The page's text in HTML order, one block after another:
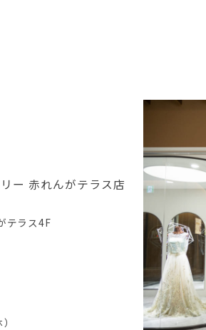
イム] [司会は新郎新婦orプロやゲスト
みーんなどっちでも大丈夫です。披露宴
はこうあるべき、２次会はこういうも
の、そういった既成概念を気にせず、ス
タイル・ゲスト・進行・演出・予算をお
1.5次会スタイルの最大のメリット。お二
人にちょうど良いオリジナリティ溢れる
パーティを叶えるなら、選ぶばきは1.5次
ー 赤れんがテラス店
テラス4F